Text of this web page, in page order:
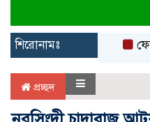
শিরোনামঃ
প্রচ্ছদ